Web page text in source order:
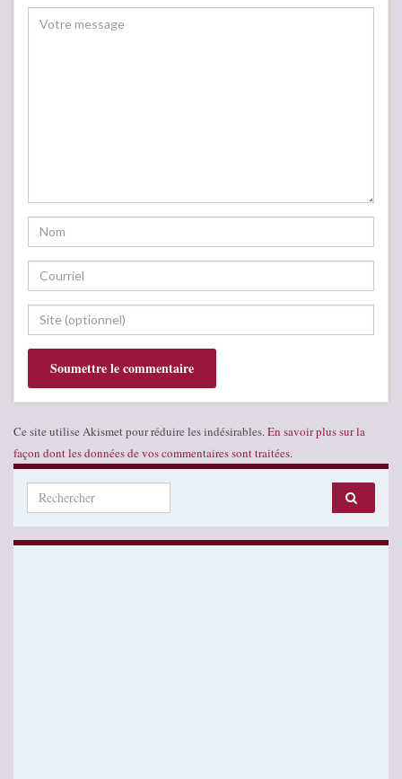
Ce site utilise Akismet pour réduire les indésirables. En savoir plus sur la
façon dont les données de vos commentaires sont traitées.
Search for: